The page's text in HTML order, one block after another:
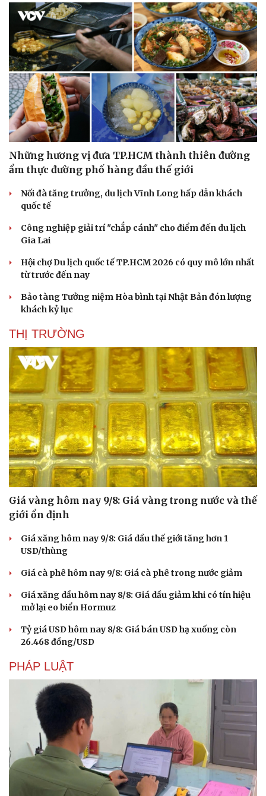
Du lịch
Săn Tour
check-in
Podcast
Đọc truyện đêm khuya
Hạt giống tâm hồn
Những hương vị đưa TP.HCM thành thiên đường
ẩm thực đường phố hàng đầu thế giới
Nối đà tăng trưởng, du lịch Vĩnh Long hấp dẫn khách
quốc tế
Công nghiệp giải trí "chắp cánh" cho điểm đến du lịch
Gia Lai
Hội chợ Du lịch quốc tế TP.HCM 2026 có quy mô lớn nhất
từ trước đến nay
Bảo tàng Tưởng niệm Hòa bình tại Nhật Bản đón lượng
khách kỷ lục
THỊ TRƯỜNG
Giá vàng hôm nay 9/8: Giá vàng trong nước và thế
giới ổn định
Giá xăng hôm nay 9/8: Giá dầu thế giới tăng hơn 1
USD/thùng
Giá cà phê hôm nay 9/8: Giá cà phê trong nước giảm
Giá xăng dầu hôm nay 8/8: Giá dầu giảm khi có tín hiệu
mở lại eo biển Hormuz
Tỷ giá USD hôm nay 8/8: Giá bán USD hạ xuống còn
26.468 đồng/USD
PHÁP LUẬT